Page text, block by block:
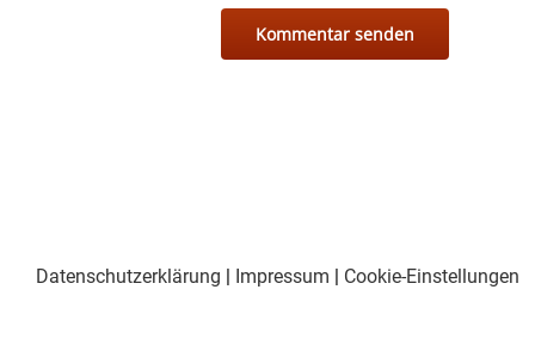
Datenschutzerklärung | Impressum | Cookie-Einstellungen